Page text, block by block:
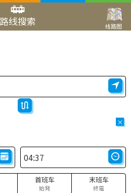
路线搜索 线路图
×
首班车
始発
末班车
終電